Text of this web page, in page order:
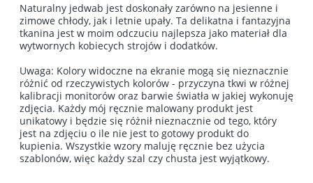
Naturalny jedwab jest doskonały zarówno na jesienne i
zimowe chłody, jak i letnie upały. Ta delikatna i fantazyjna
tkanina jest w moim odczuciu najlepsza jako materiał dla
wytwornych kobiecych strojów i dodatków.
Uwaga: Kolory widoczne na ekranie mogą się nieznacznie
różnić od rzeczywistych kolorów - przyczyna tkwi w różnej
kalibracji monitorów oraz barwie światła w jakiej wykonuję
zdjęcia. Każdy mój ręcznie malowany produkt jest
unikatowy i będzie się różnił nieznacznie od tego, który
jest na zdjęciu o ile nie jest to gotowy produkt do
kupienia. Wszystkie wzory maluję ręcznie bez użycia
szablonów, więc każdy szal czy chusta jest wyjątkowy.